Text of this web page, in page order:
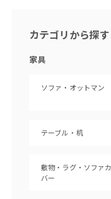
カテゴリから探す
家具
ソファ・オットマン
テーブル・机
敷物・ラグ・ソファカ
バー